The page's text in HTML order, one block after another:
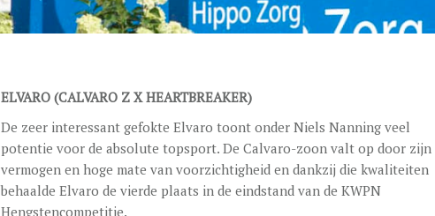
ELVARO (CALVARO Z X HEARTBREAKER)
De zeer interessant gefokte Elvaro toont onder Niels Nanning veel
potentie voor de absolute topsport. De Calvaro-zoon valt op door zijn
vermogen en hoge mate van voorzichtigheid en dankzij die kwaliteiten
behaalde Elvaro de vierde plaats in de eindstand van de KWPN
Hengstencompetitie.